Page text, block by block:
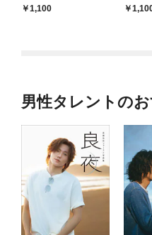
1,100
男性タレントの